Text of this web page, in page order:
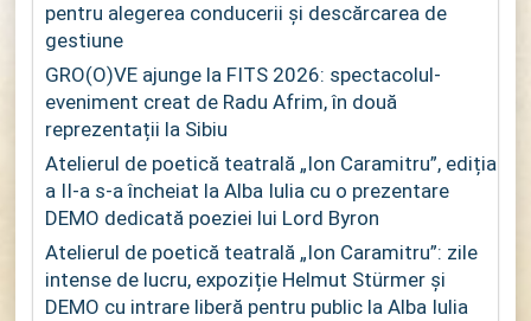
pentru alegerea conducerii și descărcarea de
gestiune
GRO(O)VE ajunge la FITS 2026: spectacolul-
eveniment creat de Radu Afrim, în două
reprezentații la Sibiu
Atelierul de poetică teatrală „Ion Caramitru”, ediția
a II-a s-a încheiat la Alba Iulia cu o prezentare
DEMO dedicată poeziei lui Lord Byron
Atelierul de poetică teatrală „Ion Caramitru”: zile
intense de lucru, expoziție Helmut Stürmer și
DEMO cu intrare liberă pentru public la Alba Iulia